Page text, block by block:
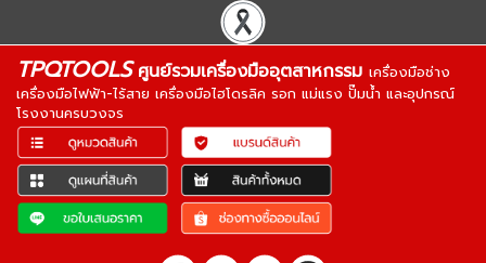
TPQTOOLSศูนย์รวมเครื่องมืออุตสาหกรรม เครื่องมือช่าง
เครื่องมือไฟฟ้า-ไร้สาย เครื่องมือไฮโดรลิค รอก แม่แรง ปั๊มน้ำ และอุปกรณ์
โรงงานครบวงจร